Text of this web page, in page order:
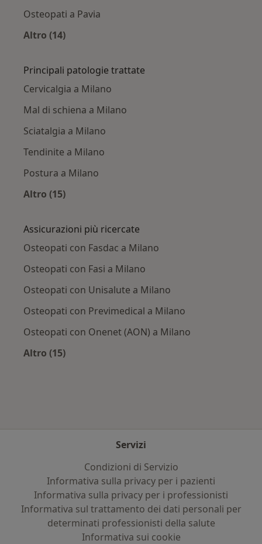
Osteopati a Pavia
Altro (14)
Principali patologie trattate
Cervicalgia a Milano
Mal di schiena a Milano
Sciatalgia a Milano
Tendinite a Milano
Postura a Milano
Altro (15)
Assicurazioni più ricercate
Osteopati con Fasdac a Milano
Osteopati con Fasi a Milano
Osteopati con Unisalute a Milano
Osteopati con Previmedical a Milano
Osteopati con Onenet (AON) a Milano
Altro (15)
Servizi
Condizioni di Servizio
Informativa sulla privacy per i pazienti
Informativa sulla privacy per i professionisti
Informativa sul trattamento dei dati personali per
determinati professionisti della salute
Informativa sui cookie